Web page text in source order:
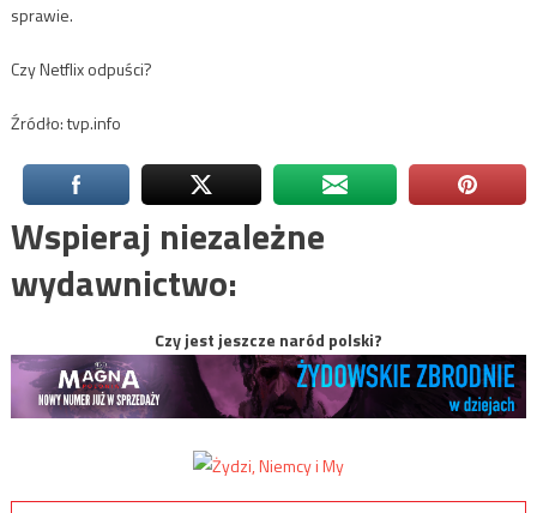
sprawie.
Czy Netflix odpuści?
Źródło: tvp.info
Wspieraj niezależne
wydawnictwo:
Czy jest jeszcze naród polski?